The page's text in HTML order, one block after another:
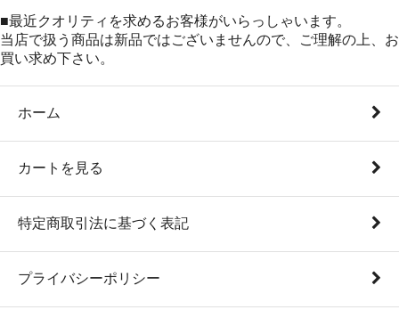
■最近クオリティを求めるお客様がいらっしゃいます。
当店で扱う商品は新品ではございませんので、ご理解の上、お
買い求め下さい。
ホーム
カートを見る
特定商取引法に基づく表記
プライバシーポリシー